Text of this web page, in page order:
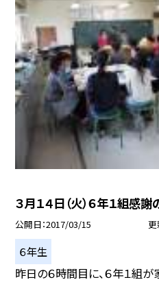
３月１４日（火）６年１組感謝
公開日 2017/03/15 更
６年生
昨日の６時間目に、６年１組